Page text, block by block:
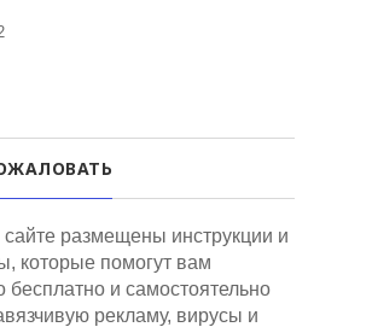
размещены инструкции и
которые помогут вам
бесплатно и самостоятельно
рекламу, вирусы и